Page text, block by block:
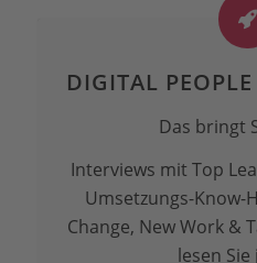
DIGITAL
Das bringt
Interviews mit Top
Umsetzungs-Know-
Change, New Work &
lesen